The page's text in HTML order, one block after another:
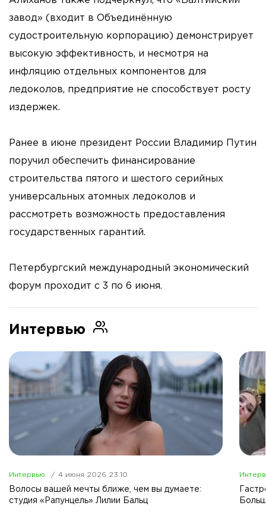
завод» (входит в Объединённую
судостроительную корпорацию) демонстрирует
высокую эффективность, и несмотря на
инфляцию отдельных компонентов для
ледоколов, предприятие не способствует росту
издержек.
Ранее в июне президент России Владимир Путин
поручил обеспечить финансирование
строительства пятого и шестого серийных
универсальных атомных ледоколов и
рассмотреть возможность предоставления
государственных гарантий.
Петербургский международный экономический
форум проходит с 3 по 6 июня.
Интервью
Интервью 4 июня 2026 23:10
Волосы вашей мечты ближе, чем вы думаете:
студия «Рапунцель» Лилии Бальц